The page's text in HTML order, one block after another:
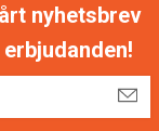
nyhetsbrev